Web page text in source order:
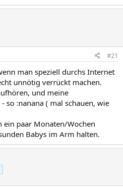
#21
man speziell durchs Internet
unnötig verrückt machen.
und meine
so :nanana ( mal schauen, wie
ein paar Monaten/Wochen
Babys im Arm halten.